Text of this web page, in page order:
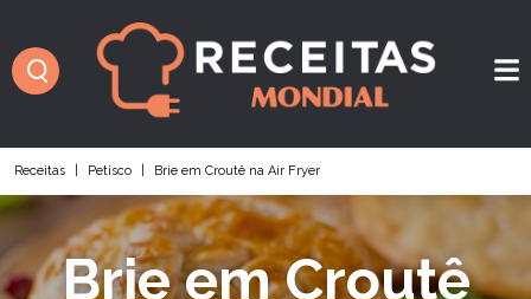
Receitas Petisco Brie em Croutê na Air Fryer
Brie em Croutê